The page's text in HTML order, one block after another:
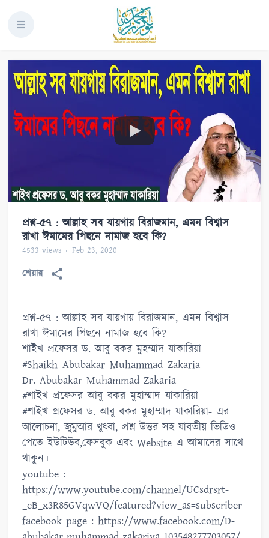
প্রশ্ন-৫৭ : আল্লাহ সব যায়গায় বিরাজমান, এমন বিশ্বাস
রাখা ঈমামের পিছনে নামাজ হবে কি?
4533 views Feb 23, 2020
শেয়ার
প্রশ্ন-৫৭ : আল্লাহ সব যায়গায় বিরাজমান, এমন বিশ্বাস
রাখা ঈমামের পিছনে নামাজ হবে কি?
শাইখ প্রফেসর ড. আবু বকর মুহম্মাদ যাকারিয়া
#Shaikh_Abubakar_Muhammad_Zakaria
Dr. Abubakar Muhammad Zakaria
#শাইখ_প্রফেসর_আবু_বকর_মুহাম্মাদ_যাকারিয়া
#শাইখ প্রফেসর ড. আবু বকর মুহাম্মাদ যাকারিয়া- এর
আলোচনা, জুমুআর খুৎবা, প্রশ্ন-উত্তর সহ যাবতীয় ভিডিও
পেতে ইউটিউব,ফেসবুক এবং Website এ আমাদের সাথে
থাকুন।
youtube :
https://www.youtube.com/channel/UCsdrsrt-
_eB_x3R85GVqwVQ/featured?view_as=subscriber
facebook page : https://www.facebook.com/D-